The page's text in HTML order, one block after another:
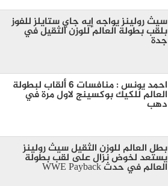
سيث رولينز يواجه إيه جاي ستايلز للفوز
بلقب بطولة العالم للوزن الثقيل في
جدة
احمد يونس : منافسات 6 ألقاب لبطولة
العالم للكيك بوكسينج لاول مرة في
دهب
بطل العالم للوزن الثقيل سيث رولينز
يستعد لخوض نزال على لقب بطولة
العالم في حدث WWE Payback